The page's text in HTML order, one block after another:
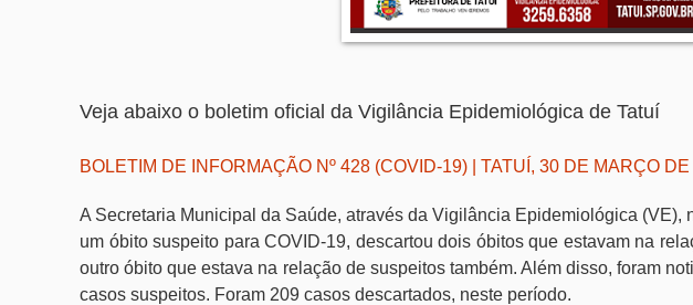
Veja abaixo o boletim oficial da Vigilância Epidemiológica de Tatuí
BOLETIM DE INFORMAÇÃO Nº 428 (COVID-19) | TATUÍ, 30 DE MARÇO
A Secretaria Municipal da Saúde, através da Vigilância Epidemiológica (VE),
um óbito suspeito para COVID-19, descartou dois óbitos que estavam na
outro óbito que estava na relação de suspeitos também. Além disso, foram
casos suspeitos. Foram 209 casos descartados, neste período.